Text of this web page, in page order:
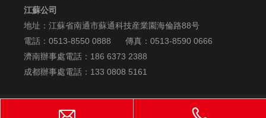
江蘇公司
地址：江蘇省南通市蘇通科技産業園海倫路88号
電話：0513-8550 0888 傳真：0513-8590 0666
濟南辦事處電話：186 6373 2388
成都辦事處電話：133 0808 5161
2019 深圳市文洪印刷機械有限公司 版權所有